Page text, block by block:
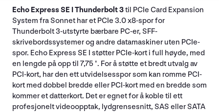
Echo Express SE I Thunderbolt 3til PCIe Card Expansion
System fra Sonnet har et PCIe 3.0 x8-spor for
Thunderbolt 3-utstyrte bærbare PC-er, SFF-
skrivebordssystemer og andre datamaskiner uten PCIe-
spor. Echo Express SE I støtter PCIe-kort i full høyde, med
en lengde på opp til 7,75 ". For å støtte et bredt utvalg av
PCI-kort, har den ett utvidelsesspor som kan romme PCI-
kort med dobbel bredde eller PCI-kort med en bredde som
kommer et datterkort. Det er egnet for å koble til ett
profesjonelt videoopptak, lydgrensesnitt, SAS eller SATA